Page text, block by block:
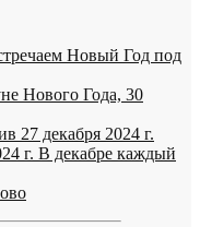
Новый Год под
Нового Года, 30
27 декабря 2024 г.
г. В декабре каждый